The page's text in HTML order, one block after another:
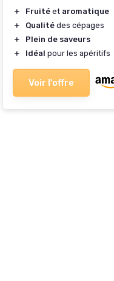
＋ Fruité et aromatique
＋
Qualité des cépages
＋
Plein de saveurs
＋
Idéal pour les apéritifs
Voir l'offre